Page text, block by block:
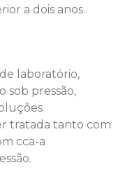
a dois anos.
laboratório,
sob pressão,
tratada tanto com
cca-a